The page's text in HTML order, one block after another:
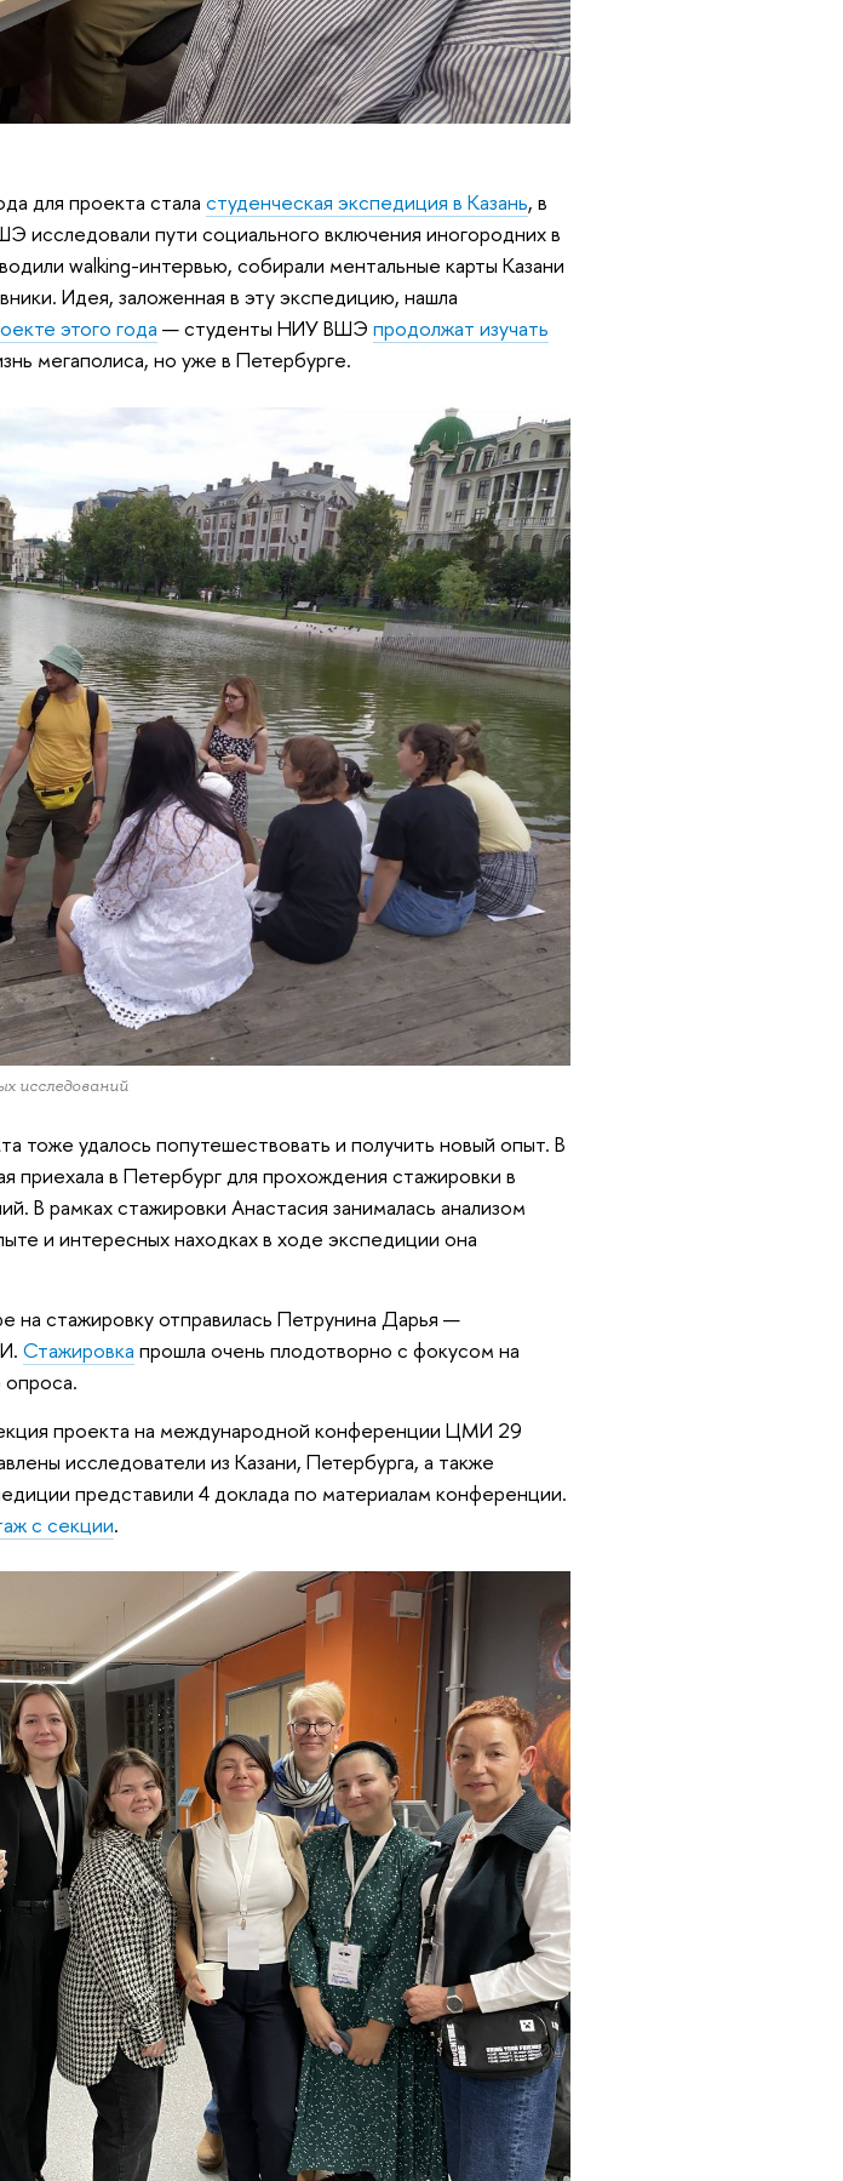
для проекта сталастуденческая экспедиция в Казань, в
исследовали пути социального включения иногородних в
walking-интервью, собирали ментальные карты Казани
Идея, заложенная в эту экспедицию, нашла
этого года — студенты НИУ ВШЭпродолжат изучать
мегаполиса, но уже в Петербурге.
исследований
тоже удалось попутешествовать и получить новый опыт. В
приехала в Петербург для прохождения стажировки в
В рамках стажировки Анастасия занималась анализом
и интересных находках в ходе экспедиции она
на стажировку отправилась Петрунина Дарья —
Стажировка прошла очень плодотворно с фокусом на
опроса.
проекта на международной конференции ЦМИ 29
исследователи из Казани, Петербурга, а также
представили 4 доклада по материалам конференции.
с секции.